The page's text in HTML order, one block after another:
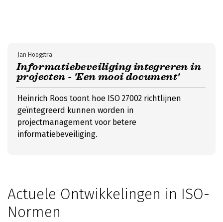
Informatiebeveiliging integreren in
projecten - 'Een mooi document'
Jan Hoogstra
Heinrich Roos toont hoe ISO 27002 richtlijnen
geïntegreerd kunnen worden in
projectmanagement voor betere
informatiebeveiliging.
Actuele Ontwikkelingen in ISO-
Normen